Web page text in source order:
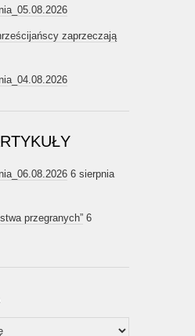
zaprzeczają
6 sierpnia
przegranych” 6